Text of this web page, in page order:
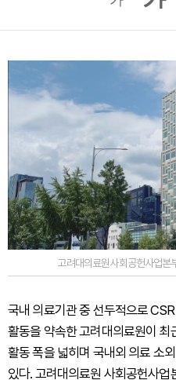
고려대의료원사회공헌사업본
국내 의료기관 중 선두적으로
활동을 약속한 고려대의료원이
활동 폭을 넓히며 국내외 의료 소
있다. 고려대의료원 사회공헌사